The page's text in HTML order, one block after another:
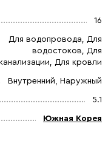
16
Для водопровода, Для
водостоков, Для
Для кровли
Внутренний, Наружный
5.1
Южная Корея